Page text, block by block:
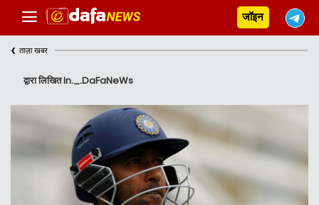
जॉइन
‹ ताज़ा खबर
द्वारा लिखित In._.DaFaNeWs